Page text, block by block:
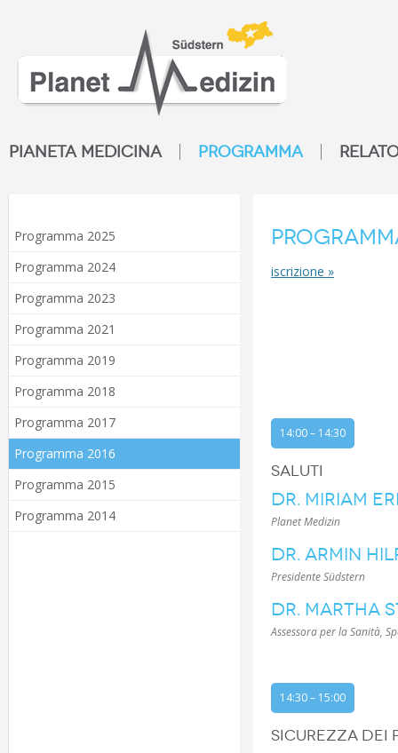
PIANETA MEDICINA PROGRAMMA
Programma 2025
Programma 2024
Programma 2023
Programma 2021
Programma 2019
Programma 2018
Programma 2017
Programma 2016
Programma 2015
Programma 2014
iscrizione »
14:00 – 14:30
SALUTI
DR. MIRIAM
Planet Medizin
DR. ARMIN
Presidente Südstern
DR. MARTHA
Assessora per la Sanità,
14:30 – 15:00
SICUREZZA DEI